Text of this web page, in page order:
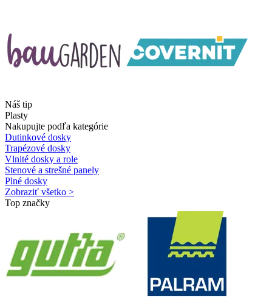
Náš tip
Plasty
Nakupujte podľa kategórie
Dutinkové dosky
Trapézové dosky
Vlnité dosky a role
Stenové a strešné panely
Plné dosky
Zobraziť všetko >
Top značky